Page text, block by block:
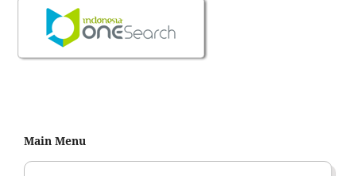
Main Menu